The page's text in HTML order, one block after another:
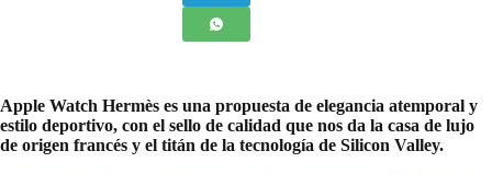
Apple Watch Hermès es una propuesta de elegancia atemporal y
estilo deportivo, con el sello de calidad que nos da la casa de lujo
de origen francés y el titán de la tecnología de Silicon Valley.